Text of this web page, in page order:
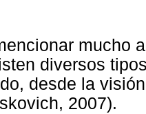
mucho
diversos
desde la
2007).